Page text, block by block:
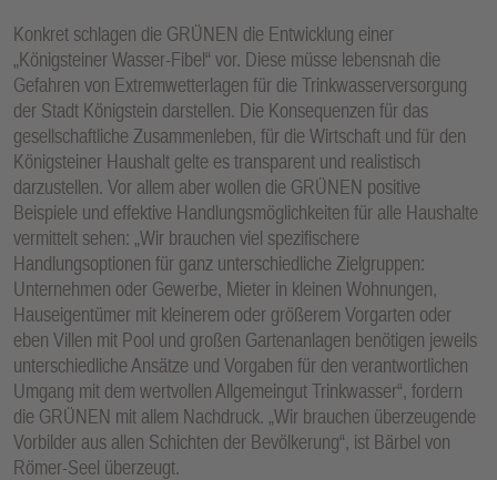
Konkret schlagen die GRÜNEN die Entwicklung einer
„Königsteiner Wasser-Fibel“ vor. Diese müsse lebensnah die
Gefahren von Extremwetterlagen für die Trinkwasserversorgung
der Stadt Königstein darstellen. Die Konsequenzen für das
gesellschaftliche Zusammenleben, für die Wirtschaft und für den
Königsteiner Haushalt gelte es transparent und realistisch
darzustellen. Vor allem aber wollen die GRÜNEN positive
Beispiele und effektive Handlungsmöglichkeiten für alle Haushalte
vermittelt sehen: „Wir brauchen viel spezifischere
Handlungsoptionen für ganz unterschiedliche Zielgruppen:
Unternehmen oder Gewerbe, Mieter in kleinen Wohnungen,
Hauseigentümer mit kleinerem oder größerem Vorgarten oder
eben Villen mit Pool und großen Gartenanlagen benötigen jeweils
unterschiedliche Ansätze und Vorgaben für den verantwortlichen
Umgang mit dem wertvollen Allgemeingut Trinkwasser“, fordern
die GRÜNEN mit allem Nachdruck. „Wir brauchen überzeugende
Vorbilder aus allen Schichten der Bevölkerung“, ist Bärbel von
Römer-Seel überzeugt.